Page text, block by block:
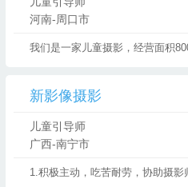
河南-周口市
新影像摄影
儿童引导师
广西-南宁市